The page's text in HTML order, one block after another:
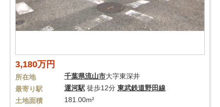
3,180万円
所在地 千葉県流山市大字東深井
最寄り駅
運河駅 徒歩12分 東武鉄道野田線
土地面積
181.00m²